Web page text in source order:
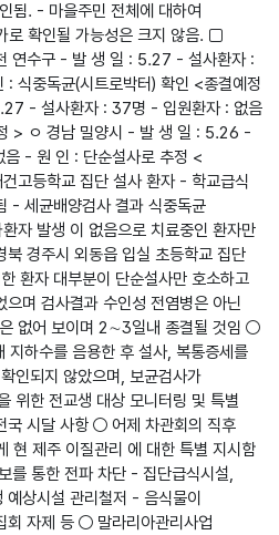
됨. - 마을주민 전체에 대하여
로 확인될 가능성은 크지 않음. □
연수구 - 발 생 일 : 5.27 - 설사환자 :
식중독균(시트로박터) 확인 <종결예정
- 설사환자 : 37명 - 입원환자 : 없음
> ㅇ 경남 밀양시 - 발 생 일 : 5.26 -
- 원 인 : 단순설사로 추정 <
고등학교 집단 설사 환자 - 학교급식
- 세균배양검사 결과 식중독균
자 발생 이 없음으로 치료중인 환자만
경주시 외동읍 입실 초등학교 집단
환자 대부분이 단순설사만 호소하고
며 검사결과 수인성 전염병은 아닌
없어 보이며 2∼3일내 종결될 것임 ○
하수를 음용한 후 설사, 복통증세를
인되지 않았으며, 보균검사가
위한 전교생 대상 모니터링 및 특별
국 시달 사항 ○ 어제 차관회의 직후
현 제주 이질관리 에 대한 특별 지시함
를 통한 전파 차단 - 집단급식시설,
예상시설 관리철저 - 음식물이
회 자제 등 ○ 말라리아관리사업